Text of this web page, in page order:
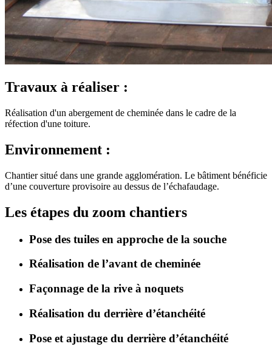
Travaux à réaliser :
Réalisation d'un abergement de cheminée dans le cadre de la
réfection d'une toiture.
Environnement :
Chantier situé dans une grande agglomération. Le bâtiment bénéficie
d’une couverture provisoire au dessus de l’échafaudage.
Les étapes du zoom chantiers
Pose des tuiles en approche de la souche
Réalisation de l’avant de cheminée
Façonnage de la rive à noquets
Réalisation du derrière d’étanchéité
Pose et ajustage du derrière d’étanchéité